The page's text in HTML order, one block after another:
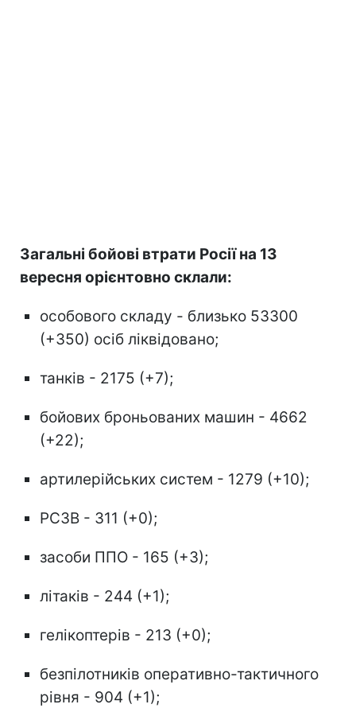
Загальні бойові втрати Росії на 13
вересня орієнтовно склали:
особового складу - близько 53300
(+350) осіб ліквідовано;
танків - 2175 (+7);
бойових броньованих машин - 4662
(+22);
артилерійських систем - 1279 (+10);
РСЗВ - 311 (+0);
засоби ППО - 165 (+3);
літаків - 244 (+1);
гелікоптерів - 213 (+0);
безпілотників оперативно-тактичного
рівня - 904 (+1);